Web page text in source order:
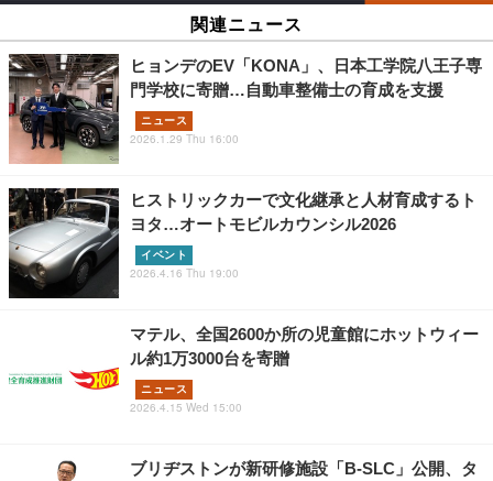
関連ニュース
ヒョンデのEV「KONA」、日本工学院八王子専
門学校に寄贈…自動車整備士の育成を支援
ニュース
2026.1.29 Thu 16:00
ヒストリックカーで文化継承と人材育成するト
ヨタ…オートモビルカウンシル2026
イベント
2026.4.16 Thu 19:00
マテル、全国2600か所の児童館にホットウィー
ル約1万3000台を寄贈
ニュース
2026.4.15 Wed 15:00
ブリヂストンが新研修施設「B-SLC」公開、タ